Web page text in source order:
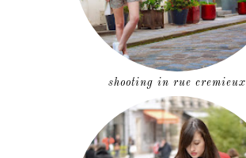
shooting in rue cremieux